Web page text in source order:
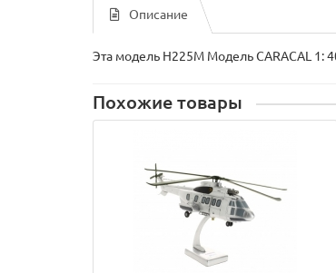
Описание
Эта модель H225M Модель CARACAL
Похожие товары